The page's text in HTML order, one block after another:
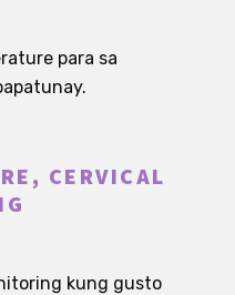
para sa
CERVICAL
kung gusto